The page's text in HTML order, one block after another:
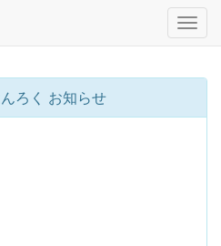
ろく お知らせ